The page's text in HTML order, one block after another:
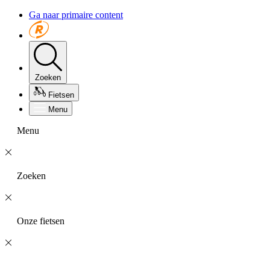
Ga naar primaire content
Zoeken
Fietsen
Menu
Menu
Zoeken
Onze fietsen